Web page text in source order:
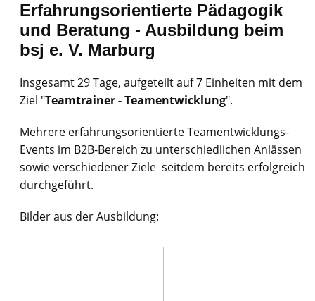
Erfahrungsorientierte Pädagogik
und Beratung - Ausbildung beim
bsj e. V. Marburg
Insgesamt 29 Tage, aufgeteilt auf 7 Einheiten mit dem
Ziel "Teamtrainer - Teamentwicklung".
Mehrere erfahrungsorientierte Teamentwicklungs-
Events im B2B-Bereich zu unterschiedlichen Anlässen
sowie verschiedener Ziele seitdem bereits erfolgreich
durchgeführt.
Bilder aus der Ausbildung: